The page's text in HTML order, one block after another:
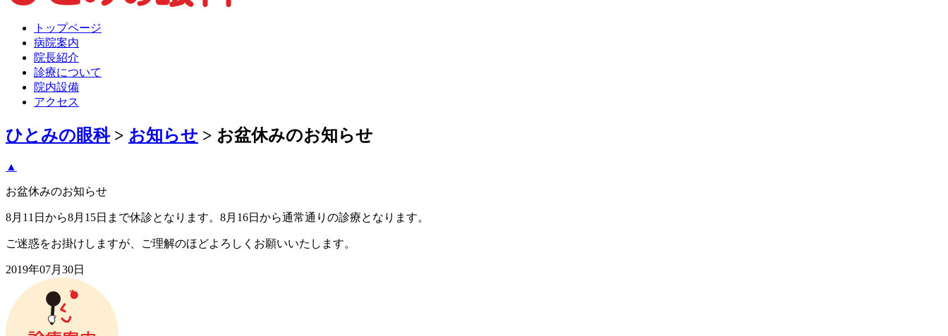
トップページ
病院案内
院長紹介
診療について
院内設備
アクセス
ひとみの眼科> お知らせ > お盆休みのお知らせ
▲
お盆休みのお知らせ
8月11日から8月15日まで休診となります。8月16日から通常通りの診療となります。
ご迷惑をお掛けしますが、ご理解のほどよろしくお願いいたします。
2019年07月30日